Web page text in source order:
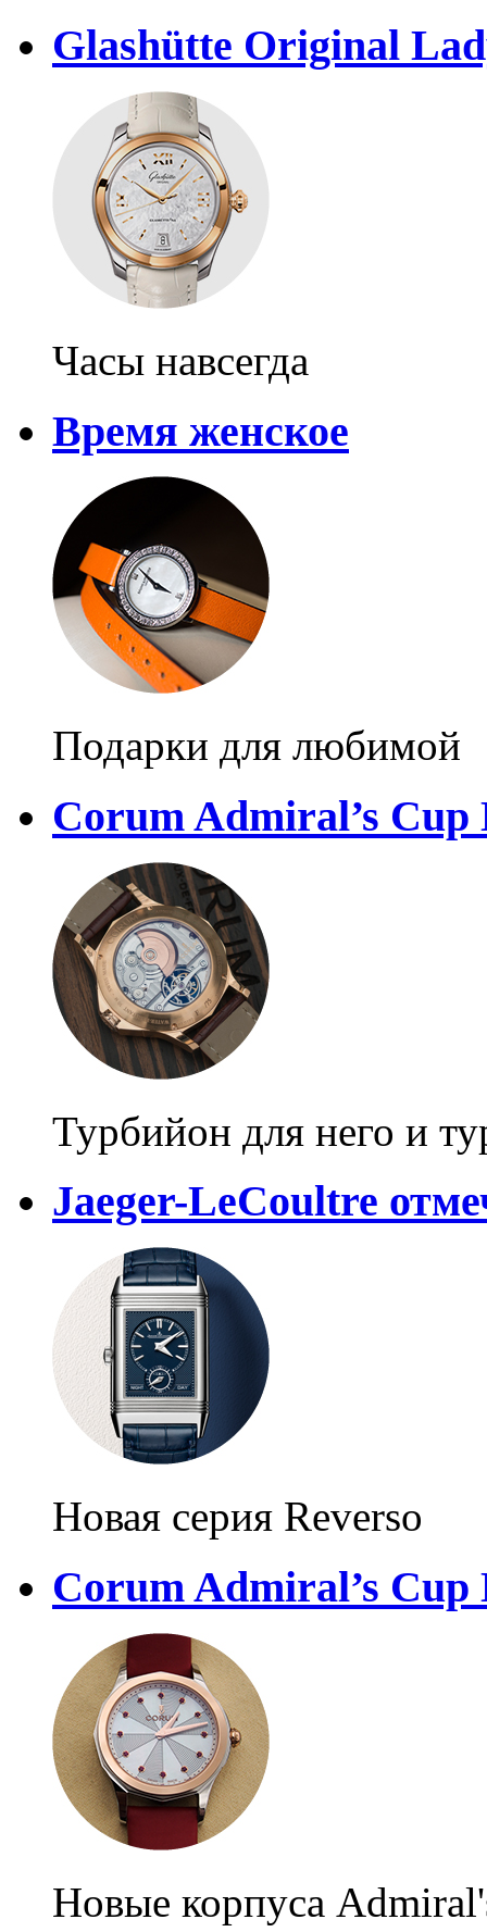
Glashütte Original
Часы навсегда
Время женское
Подарки для любимой
Corum Admiral’s
Турбийон для него и
Jaeger-LeCoultre
Новая серия Reverso
Corum Admiral’s Cup
Новые корпуса